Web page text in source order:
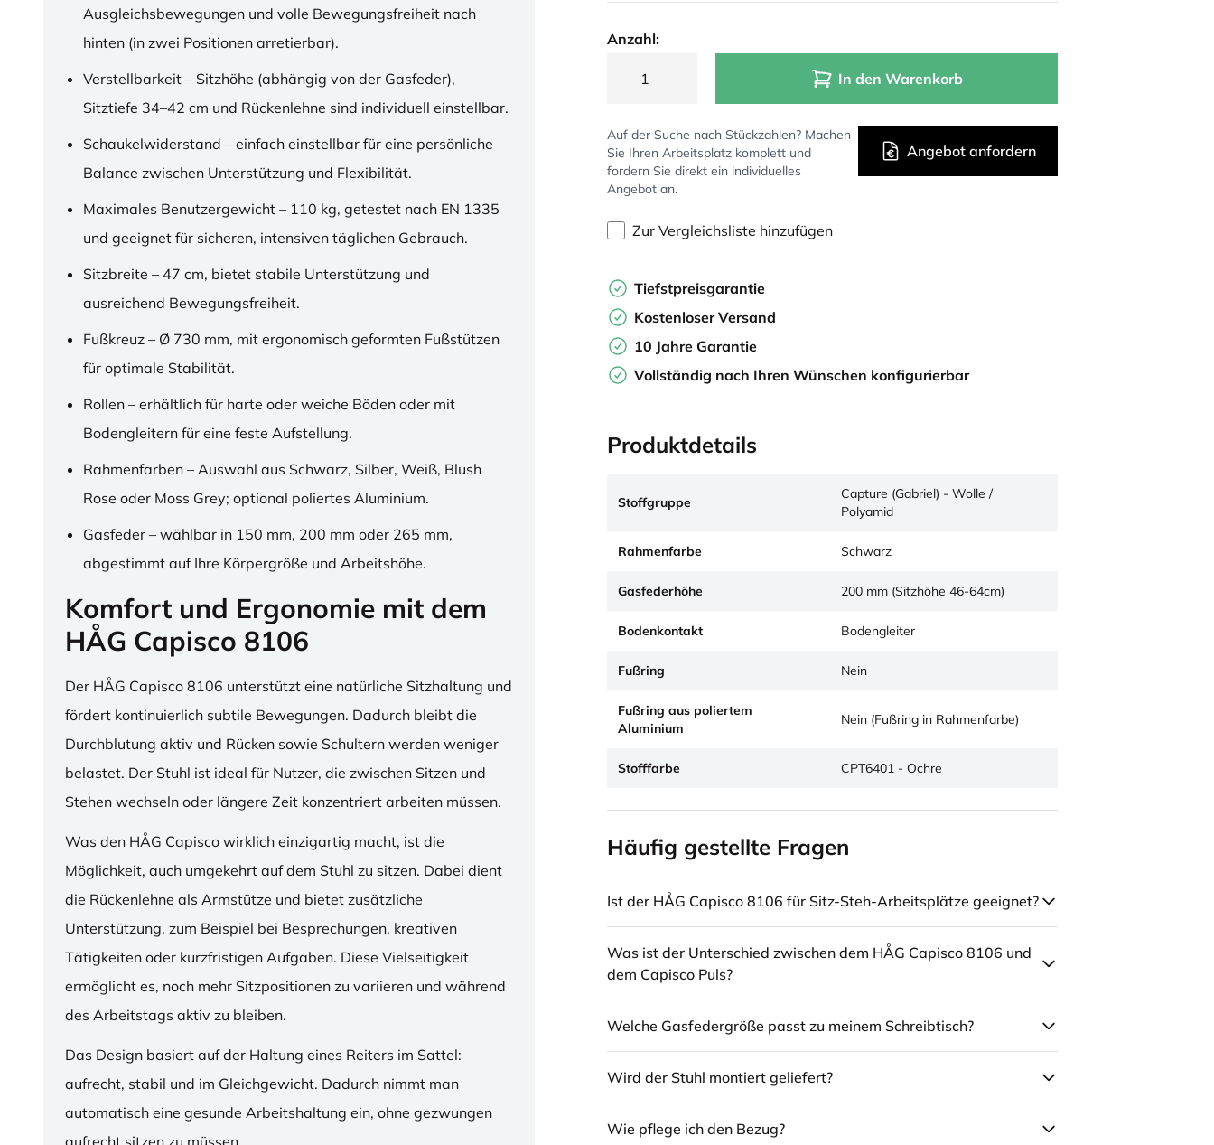
Ausgleichsbewegungen und volle Bewegungsfreiheit nach
hinten (in zwei Positionen arretierbar).
Verstellbarkeit – Sitzhöhe (abhängig von der Gasfeder),
Sitztiefe 34–42 cm und Rückenlehne sind individuell einstellbar.
Schaukelwiderstand – einfach einstellbar für eine persönliche
Balance zwischen Unterstützung und Flexibilität.
Maximales Benutzergewicht – 110 kg, getestet nach EN 1335
und geeignet für sicheren, intensiven täglichen Gebrauch.
Sitzbreite – 47 cm, bietet stabile Unterstützung und
ausreichend Bewegungsfreiheit.
Fußkreuz – Ø 730 mm, mit ergonomisch geformten Fußstützen
für optimale Stabilität.
Rollen – erhältlich für harte oder weiche Böden oder mit
Bodengleitern für eine feste Aufstellung.
Rahmenfarben – Auswahl aus Schwarz, Silber, Weiß, Blush
Rose oder Moss Grey; optional poliertes Aluminium.
Gasfeder – wählbar in 150 mm, 200 mm oder 265 mm,
abgestimmt auf Ihre Körpergröße und Arbeitshöhe.
Komfort und Ergonomie mit dem
HÅG Capisco 8106
Der HÅG Capisco 8106 unterstützt eine natürliche Sitzhaltung und
fördert kontinuierlich subtile Bewegungen. Dadurch bleibt die
Durchblutung aktiv und Rücken sowie Schultern werden weniger
belastet. Der Stuhl ist ideal für Nutzer, die zwischen Sitzen und
Stehen wechseln oder längere Zeit konzentriert arbeiten müssen.
Was den HÅG Capisco wirklich einzigartig macht, ist die
Möglichkeit, auch umgekehrt auf dem Stuhl zu sitzen. Dabei dient
die Rückenlehne als Armstütze und bietet zusätzliche
Unterstützung, zum Beispiel bei Besprechungen, kreativen
Tätigkeiten oder kurzfristigen Aufgaben. Diese Vielseitigkeit
ermöglicht es, noch mehr Sitzpositionen zu variieren und während
des Arbeitstags aktiv zu bleiben.
Das Design basiert auf der Haltung eines Reiters im Sattel:
aufrecht, stabil und im Gleichgewicht. Dadurch nimmt man
automatisch eine gesunde Arbeitshaltung ein, ohne gezwungen
Anzahl:
In den Warenkorb
Auf der Suche nach Stückzahlen? Machen
Sie Ihren Arbeitsplatz komplett und
fordern Sie direkt ein individuelles
Angebot an.
Angebot anfordern
Zur Vergleichsliste hinzufügen
Tiefstpreisgarantie
Kostenloser Versand
10 Jahre Garantie
Vollständig nach Ihren Wünschen konfigurierbar
Produktdetails
Stoffgruppe
Capture (Gabriel) - Wolle /
Polyamid
Rahmenfarbe Schwarz
Gasfederhöhe 200 mm (Sitzhöhe 46-64cm)
Bodenkontakt Bodengleiter
Fußring Nein
Fußring aus poliertem
Aluminium
Nein (Fußring in Rahmenfarbe)
Stofffarbe CPT6401 - Ochre
Häufig gestellte Fragen
Ist der HÅG Capisco 8106 für Sitz-Steh-Arbeitsplätze geeignet?
Was ist der Unterschied zwischen dem HÅG Capisco 8106 und
dem Capisco Puls?
Welche Gasfedergröße passt zu meinem Schreibtisch?
Wird der Stuhl montiert geliefert?
Wie pflege ich den Bezug?